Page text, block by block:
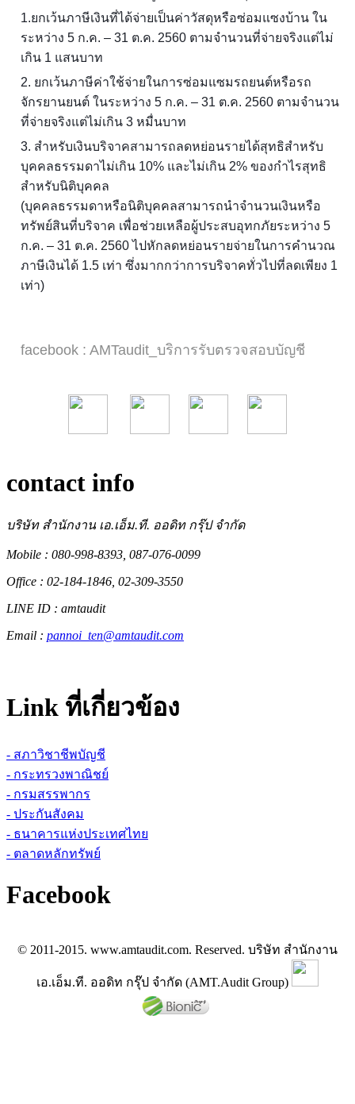
1.ยกเว้นภาษีเงินที่ได้จ่ายเป็นค่าวัสดุหรือซ่อมแซงบ้าน ใน
ระหว่าง 5 ก.ค. – 31 ต.ค. 2560 ตามจำนวนที่จ่ายจริงแต่ไม่
เกิน 1 แสนบาท
2. ยกเว้นภาษีค่าใช้จ่ายในการซ่อมแซมรถยนต์หรือรถ
จักรยานยนต์ ในระหว่าง 5 ก.ค. – 31 ต.ค. 2560 ตามจำนวน
ที่จ่ายจริงแต่ไม่เกิน 3 หมื่นบาท
3. สำหรับเงินบริจาคสามารถลดหย่อนรายได้สุทธิสำหรับ
บุคคลธรรมดาไม่เกิน 10% และไม่เกิน 2% ของกำไรสุทธิ
สำหรับนิติบุคคล
(บุคคลธรรมดาหรือนิติบุคคลสามารถนำจำนวนเงินหรือ
ทรัพย์สินที่บริจาค เพื่อช่วยเหลือผู้ประสบอุทกภัยระหว่าง 5
ก.ค. – 31 ต.ค. 2560 ไปหักลดหย่อนรายจ่ายในการคำนวณ
ภาษีเงินได้ 1.5 เท่า ซึ่งมากกว่าการบริจาคทั่วไปที่ลดเพียง 1
เท่า)
facebook : AMTaudit_บริการรับตรวจสอบบัญชี
contact info
บริษัท สำนักงาน เอ.เอ็ม.ที. ออดิท กรุ๊ป จำกัด
Mobile : 080-998-8393, 087-076-0099
Office : 02-184-1846, 02-309-3550
LINE ID : amtaudit
Email : pannoi_ten@amtaudit.com
Link ที่เกี่ยวข้อง
- สภาวิชาชีพบัญชี
- กระทรวงพาณิชย์
- กรมสรรพากร
- ประกันสังคม
- ธนาคารแห่งประเทศไทย
- ตลาดหลักทรัพย์
Facebook
© 2011-2015. www.amtaudit.com. Reserved. บริษัท สำนักงาน
เอ.เอ็ม.ที. ออดิท กรุ๊ป จำกัด (AMT.Audit Group)